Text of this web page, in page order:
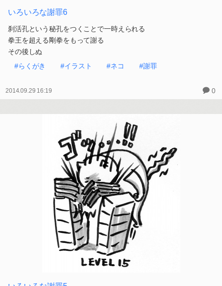
いろいろな謝罪6
刹活孔という秘孔をつくことで一時えられる
拳王を超える剛拳をもって謝る
その後しぬ
#らくがき
#イラスト #ネコ #謝罪
2014.09.29 16:19 0